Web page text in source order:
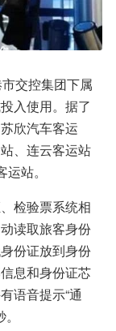
交控集团下属
入使用。据了
欣汽车客运
、连云客运站
站。
检验票系统相
读取旅客身份
份证放到身份
息和身份证芯
语音提示“通